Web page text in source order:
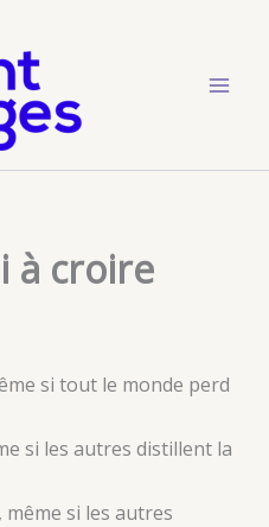
à croire
si tout le monde perd
si les autres distillent la
si les autres